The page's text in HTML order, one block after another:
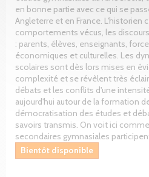
en bonne partie avec ce qui se
Angleterre et en France. L'historien
comportements vécus, les
: parents, élèves, enseignants,
économiques et culturelles. Les
scolaires sont dès lors mises en
complexité et se révèlent très
débats et les conflits d'une
aujourd'hui autour de la formation
démocratisation des études et
savoirs transmis. On voit ici
secondaires gymnasiales
Bientôt disponible